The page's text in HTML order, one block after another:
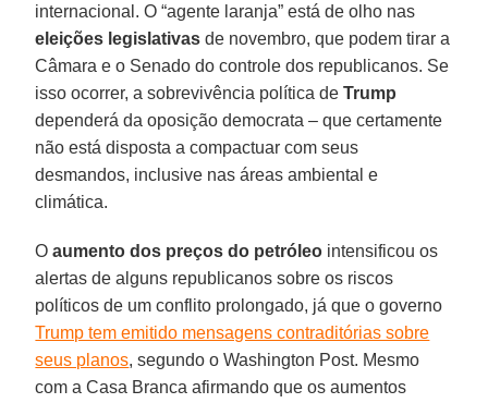
internacional. O “agente laranja” está de olho nas
eleições legislativas de novembro, que podem tirar a
Câmara e o Senado do controle dos republicanos. Se
isso ocorrer, a sobrevivência política deTrump
dependerá da oposição democrata – que certamente
não está disposta a compactuar com seus
desmandos, inclusive nas áreas ambiental e
climática.
Oaumento dos preços do petróleo intensificou os
alertas de alguns republicanos sobre os riscos
políticos de um conflito prolongado, já que o governo
Trump tem emitido mensagens contraditórias sobre
seus planos, segundo o Washington Post. Mesmo
com a Casa Branca afirmando que os aumentos